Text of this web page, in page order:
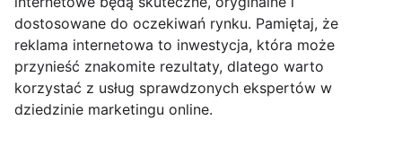
dostosowane do oczekiwań rynku. Pamiętaj, że
reklama internetowa to inwestycja, która może
przynieść znakomite rezultaty, dlatego warto
korzystać z usług sprawdzonych ekspertów w
dziedzinie marketingu online.